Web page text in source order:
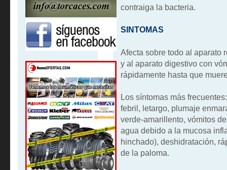
contraiga la bacteria.
SINTOMAS
Afecta sobre todo al aparato
y al aparato digestivo con
rápidamente hasta que
Los síntomas más
febril, letargo, plumaje
verde-amarillento, vómitos
agua debido a la mucosa
hinchado), deshidratación,
de la paloma.